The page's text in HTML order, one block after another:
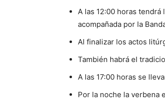
A las 12:00 horas
acompañada por la
Al finalizar los actos
También habrá el
A las 17:00 horas se
Por la noche la verbena